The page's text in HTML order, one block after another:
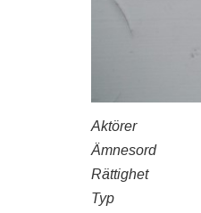
Aktörer
Ämnesord
Rättighet
Typ